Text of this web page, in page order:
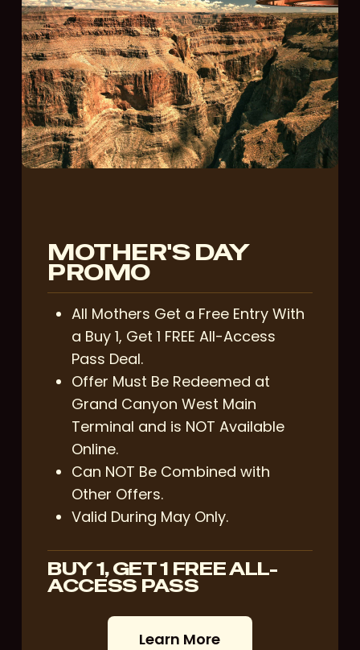
MOTHER'S DAY
PROMO
All Mothers Get a Free Entry With
a Buy 1, Get 1 FREE All-Access
Pass Deal.
Offer Must Be Redeemed at
Grand Canyon West Main
Terminal and is NOT Available
Online.
Can NOT Be Combined with
Other Offers.
Valid During May Only.
BUY 1, GET 1 FREE ALL-
ACCESS PASS
Learn More